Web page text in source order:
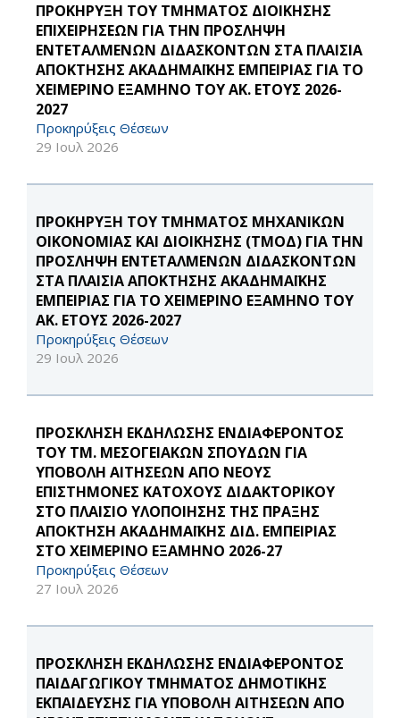
ΠΡΟΚΗΡΥΞΗ ΤΟΥ ΤΜΗΜΑΤΟΣ ΔΙΟΙΚΗΣΗΣ
ΕΠΙΧΕΙΡΗΣΕΩΝ ΓΙΑ ΤΗΝ ΠΡΟΣΛΗΨΗ
ΕΝΤΕΤΑΛΜΕΝΩΝ ΔΙΔΑΣΚΟΝΤΩΝ ΣΤΑ ΠΛΑΙΣΙΑ
ΑΠΟΚΤΗΣΗΣ ΑΚΑΔΗΜΑΪΚΗΣ ΕΜΠΕΙΡΙΑΣ ΓΙΑ ΤΟ
ΧΕΙΜΕΡΙΝΟ ΕΞΑΜΗΝΟ ΤΟΥ ΑΚ. ΕΤΟΥΣ 2026-
2027
Προκηρύξεις Θέσεων
29 Ιουλ 2026
ΠΡΟΚΗΡΥΞΗ ΤΟΥ ΤΜΗΜΑΤΟΣ ΜΗΧΑΝΙΚΩΝ
ΟΙΚΟΝΟΜΙΑΣ ΚΑΙ ΔΙΟΙΚΗΣΗΣ (ΤΜΟΔ) ΓΙΑ ΤΗΝ
ΠΡΟΣΛΗΨΗ ΕΝΤΕΤΑΛΜΕΝΩΝ ΔΙΔΑΣΚΟΝΤΩΝ
ΣΤΑ ΠΛΑΙΣΙΑ ΑΠΟΚΤΗΣΗΣ ΑΚΑΔΗΜΑΪΚΗΣ
ΕΜΠΕΙΡΙΑΣ ΓΙΑ ΤΟ ΧΕΙΜΕΡΙΝΟ ΕΞΑΜΗΝΟ ΤΟΥ
ΑΚ. ΕΤΟΥΣ 2026-2027
Προκηρύξεις Θέσεων
29 Ιουλ 2026
ΠΡΟΣΚΛΗΣΗ ΕΚΔΗΛΩΣΗΣ ΕΝΔΙΑΦΕΡΟΝΤΟΣ
ΤΟΥ ΤΜ. ΜΕΣΟΓΕΙΑΚΩΝ ΣΠΟΥΔΩΝ ΓΙΑ
ΥΠΟΒΟΛΗ ΑΙΤΗΣΕΩΝ ΑΠΟ ΝΕΟΥΣ
ΕΠΙΣΤΗΜΟΝΕΣ ΚΑΤΟΧΟΥΣ ΔΙΔΑΚΤΟΡΙΚΟΥ
ΣΤΟ ΠΛΑΙΣΙΟ ΥΛΟΠΟΙΗΣΗΣ ΤΗΣ ΠΡΑΞΗΣ
ΑΠΟΚΤΗΣΗ ΑΚΑΔΗΜΑΪΚΗΣ ΔΙΔ. ΕΜΠΕΙΡΙΑΣ
ΣΤΟ ΧΕΙΜΕΡΙΝΟ ΕΞΑΜΗΝΟ 2026-27
Προκηρύξεις Θέσεων
27 Ιουλ 2026
ΠΡΟΣΚΛΗΣΗ ΕΚΔΗΛΩΣΗΣ ΕΝΔΙΑΦΕΡΟΝΤΟΣ
ΠΑΙΔΑΓΩΓΙΚΟΥ ΤΜΗΜΑΤΟΣ ΔΗΜΟΤΙΚΗΣ
ΕΚΠΑΙΔΕΥΣΗΣ ΓΙΑ ΥΠΟΒΟΛΗ ΑΙΤΗΣΕΩΝ ΑΠΟ